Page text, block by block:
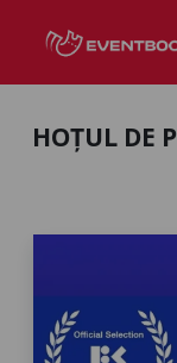
HOȚUL DE